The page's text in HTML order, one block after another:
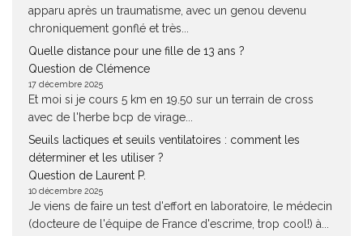
apparu après un traumatisme, avec un genou devenu
chroniquement gonflé et très...
Quelle distance pour une fille de 13 ans ?
Question de Clémence
17 décembre 2025
Et moi si je cours 5 km en 19.50 sur un terrain de cross
avec de l'herbe bcp de virage...
Seuils lactiques et seuils ventilatoires : comment les
déterminer et les utiliser ?
Question de Laurent P.
10 décembre 2025
Je viens de faire un test d'effort en laboratoire, le médecin
(docteure de l'équipe de France d'escrime, trop cool!) à...